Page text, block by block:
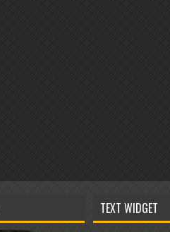
TEXT WIDGET